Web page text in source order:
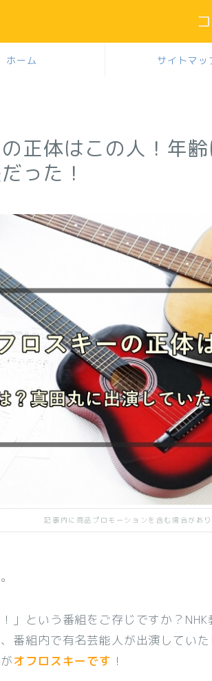
ホーム サイトマッ
正体はこの人！年
った！
記事内に商品プロモーションを含む場合があ
」という番組をご存じですか？
番組内で有名芸能人が出演していた
オフロスキーです ！